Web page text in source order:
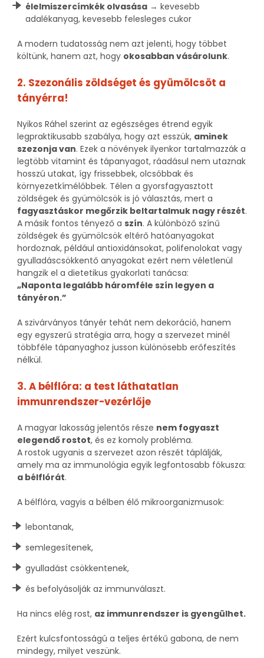
élelmiszercímkék olvasása→ kevesebb
adalékanyag, kevesebb felesleges cukor
A modern tudatosság nem azt jelenti, hogy többet
költünk, hanem azt, hogy okosabban vásárolunk.
2. Szezonális zöldséget és gyümölcsöt a
tányérra!
Nyikos Ráhel szerint az egészséges étrend egyik
legpraktikusabb szabálya, hogy azt esszük, aminek
szezonja van. Ezek a növények ilyenkor tartalmazzák a
legtöbb vitamint és tápanyagot, ráadásul nem utaznak
hosszú utakat, így frissebbek, olcsóbbak és
környezetkímélőbbek. Télen a gyorsfagyasztott
zöldségek és gyümölcsök is jó választás, mert a
fagyasztáskor megőrzik beltartalmuk nagy részét.
A másik fontos tényező a szín. A különböző színű
zöldségek és gyümölcsök eltérő hatóanyagokat
hordoznak, például antioxidánsokat, polifenolokat vagy
gyulladáscsökkentő anyagokat ezért nem véletlenül
hangzik el a dietetikus gyakorlati tanácsa:
„Naponta legalább háromféle szín legyen a
tányéron.”
A szivárványos tányér tehát nem dekoráció, hanem
egy egyszerű stratégia arra, hogy a szervezet minél
többféle tápanyaghoz jusson különösebb erőfeszítés
nélkül.
3. A bélflóra: a test láthatatlan
immunrendszer-vezérlője
A magyar lakosság jelentős része nem fogyaszt
elegendő rostot, és ez komoly probléma.
A rostok ugyanis a szervezet azon részét táplálják,
amely ma az immunológia egyik legfontosabb fókusza:
a bélflórát.
A bélflóra, vagyis a bélben élő mikroorganizmusok:
lebontanak,
semlegesítenek,
gyulladást csökkentenek,
és befolyásolják az immunválaszt.
Ha nincs elég rost, az immunrendszer is gyengülhet.
Ezért kulcsfontosságú a teljes értékű gabona, de nem
mindegy, milyet veszünk.